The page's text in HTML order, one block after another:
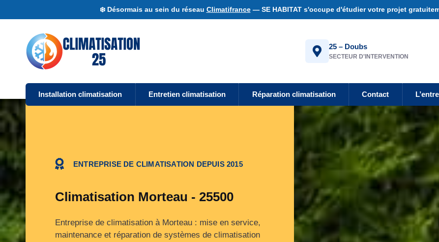
❄️ Désormais au sein du réseau Climatifrance— SE HABITAT s'occupe d'étudier votre projet
25 – Doubs
SECTEUR D'INTERVENTION
Installation climatisation Entretien climatisation Réparation climatisation Contact
ENTREPRISE DE CLIMATISATION DEPUIS 2015
Climatisation Morteau - 25500
Entreprise de climatisation à Morteau : mise en service,
maintenance et réparation de systèmes de climatisation